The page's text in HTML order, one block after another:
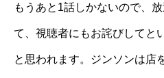
もうあと1話しかないので、
て、視聴者にもお詫びしてと
と思われます。ジンソンは店